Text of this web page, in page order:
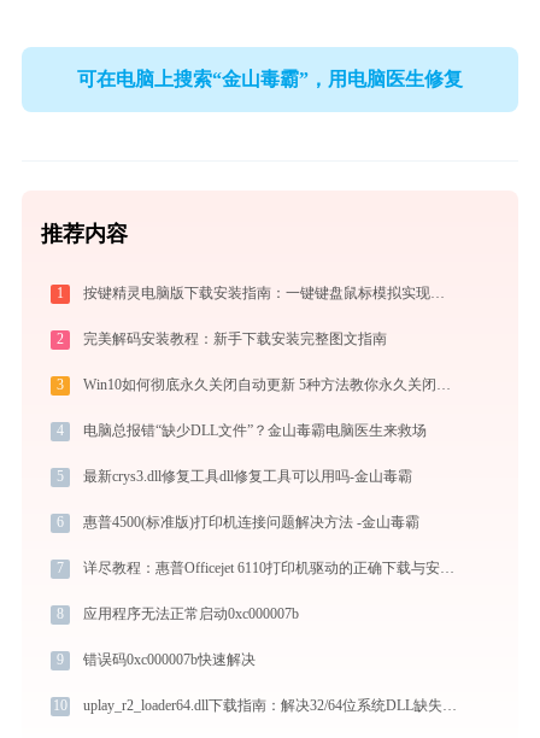
可在电脑上搜索“金山毒霸”，用电脑医生修复
推荐内容
1 按键精灵电脑版下载安装指南：一键键盘鼠标模拟实现电脑自动办公与挂机
2 完美解码安装教程：新手下载安装完整图文指南
3 Win10如何彻底永久关闭自动更新 5种方法教你永久关闭win10自动更新
4 电脑总报错“缺少DLL文件”？金山毒霸电脑医生来救场
5 最新crys3.dll修复工具dll修复工具可以用吗-金山毒霸
6 惠普4500(标准版)打印机连接问题解决方法 -金山毒霸
7 详尽教程：惠普Officejet 6110打印机驱动的正确下载与安装方式
8 应用程序无法正常启动0xc000007b
9 错误码0xc000007b快速解决
10 uplay_r2_loader64.dll下载指南：解决32/64位系统DLL缺失问题（官方免费版）